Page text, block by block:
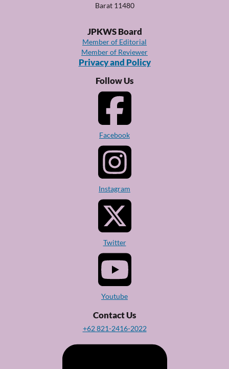
Barat 11480
JPKWS Board
Member of Editorial
Member of Reviewer
Privacy and Policy
Follow Us
Facebook
Instagram
Twitter
Youtube
Contact Us
+62 821-2416-2022